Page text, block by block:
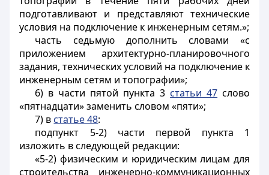
подготавливают и представляют технические
условия на подключение к инженерным сетям.»;
часть седьмую дополнить словами «с
приложением архитектурно-планировочного
задания, технических условий на подключение к
инженерным сетям и топографии»;
6) в части пятой пункта 3 статьи 47 слово
«пятнадцати» заменить словом «пяти»;
7) в статье 48:
подпункт 5-2) части первой пункта 1
изложить в следующей редакции:
«5-2) физическим и юридическим лицам для
строительства инженерно-коммуникационных